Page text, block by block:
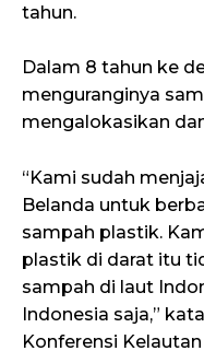
tahun.
Dalam 8 tahun ke
menguranginya
mengalokasikan
“Kami sudah
Belanda untuk
sampah plastik.
plastik di darat itu
sampah di laut
Indonesia saja,”
Konferensi